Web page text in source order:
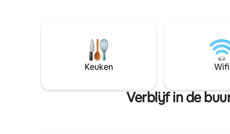
zwembad of verken nabijgelegen
winkels, restaurants en stranden van
wereldklasse. Met een queensize bed en
een slaapbank is het perfect voor
nog jouw stukje paradijs en ontdek de
essentie van Waikiki's eilandluxe.
een
door
Keuken Wifi
Verblijf in de